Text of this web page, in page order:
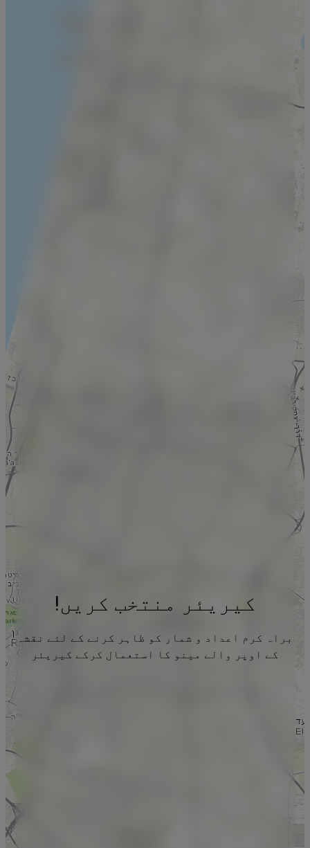
کیریئر منتخب کریں!
براہ کرم اعداد و شمار کو ظاہر کرنے کے لئے نقشہ
کے اوپر والے مینو کا استعمال کرکے کیریئر